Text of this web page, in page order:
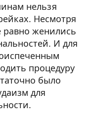
нельзя
Несмотря
равно женились
И для
процедуру
было
для